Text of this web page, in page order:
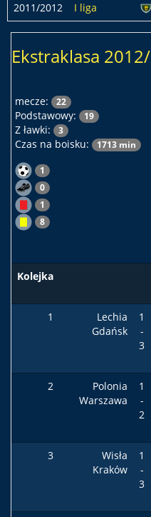
2011/2012
I liga
Ekstraklasa
mecze: 22
Podstawowy: 19
Z ławki: 3
Czas na boisku: 1713 min
1
0
1
8
Kolejka
1
Lechia
Gdańsk
1
-
3
2
Polonia
Warszawa
1
-
2
3
Wisła
Kraków
1
-
3